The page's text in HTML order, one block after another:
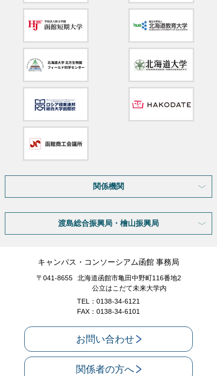
関係機関
渡島総合振興局・檜山振興局
キャンパス・コンソーシアム函館 事務局
〒041-8655
北海道函館市亀田中野町116番地2
公立はこだて未来大学内
TEL：0138-34-6121
FAX：0138-34-6101
お問い合わせ
関係者の方へ